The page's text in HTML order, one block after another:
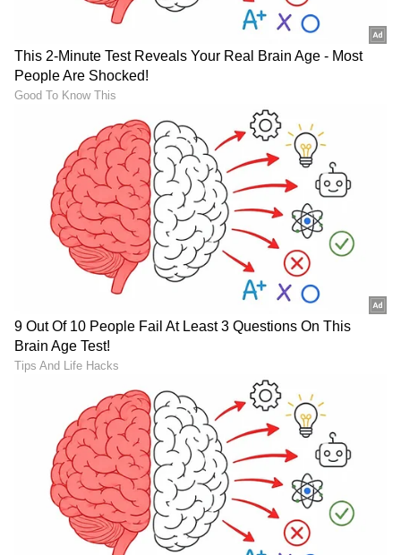
Balakrishna:
ವಿಜಯಶಾಂತಿಯನ್ನು
ಮದುವೆಯಾಗಲು ಬಯಸಿದ್ರಾ
Om Praksah Rao: ನಿಂತ್
ಪ್ರಕಾಶ್ ರಾವ್!
Kamalinee Mukherjee: ಅದು
ಭಕ್ತಿ ಸಿನಿಮಾ, ಆದ್ರೂ ನಾಗ್
ಅನ್ನೋದಾ ಈ ನಟಿ!
OG 2 ಬಗ್ಗೆ ಕೊನೆಗೂ ಬಂತು
ದೊಡ್ಡ ಅಪ್‌ಡೇಟ್: ಪವನ್
ಸುದ್ದಿ ಇದೇ!
LATEST VIDEOS
"ರಾಜಕೀಯ ಬೇಡ, ಸಿನಿಮಾನೇ ಪ್ರಾಣ":
ಕನಕೋತ್ಸವದಲ್ಲಿ ರಿಷಬ್ ಶೆಟ್ಟಿ | Rishab
Shetty speech | Suvarna News
ಶೇ.50 ರಿಂದ ಶೇ.18 ಕ್ಕೆ TAX ಇಳಿಕೆ: ಮೋದಿ-
ಟ್ರಂಪ್ ಐತಿಹಾಸಿಕ ಒಪ್ಪಂದ | India US
Trade Deal | Party Rounds